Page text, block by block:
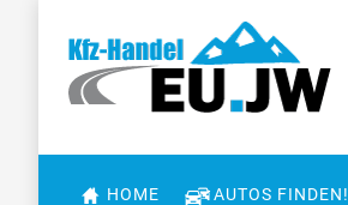
HOME AUTOS FINDEN!